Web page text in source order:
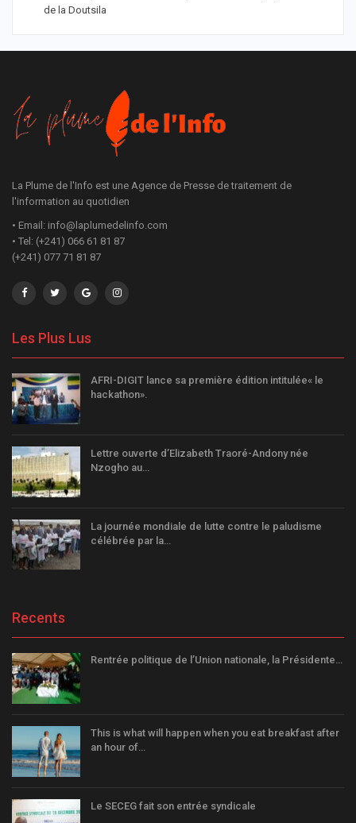
de la Doutsila
La Plume de l'Info est une Agence de Presse de traitement de
l'information au quotidien
• Email: info@laplumedelinfo.com
• Tel: (+241) 066 61 81 87
(+241) 077 71 81 87
Les Plus Lus
AFRI-DIGIT lance sa première édition intitulée« le
hackathon».
Lettre ouverte d’Elizabeth Traoré-Andony née
Nzogho au…
La journée mondiale de lutte contre le paludisme
célébrée par la…
Recents
Rentrée politique de l’Union nationale, la Présidente…
This is what will happen when you eat breakfast after
an hour of…
Le SECEG fait son entrée syndicale